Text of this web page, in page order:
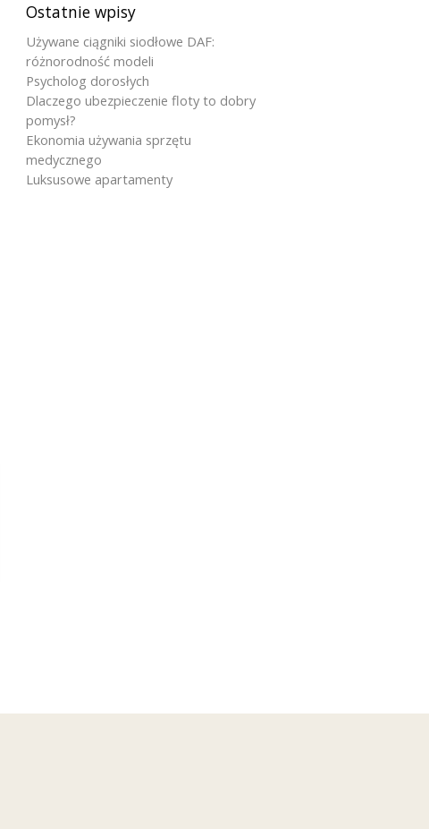
Ostatnie wpisy
Używane ciągniki siodłowe DAF:
różnorodność modeli
Psycholog dorosłych
Dlaczego ubezpieczenie floty to dobry
pomysł?
Ekonomia używania sprzętu
medycznego
Luksusowe apartamenty